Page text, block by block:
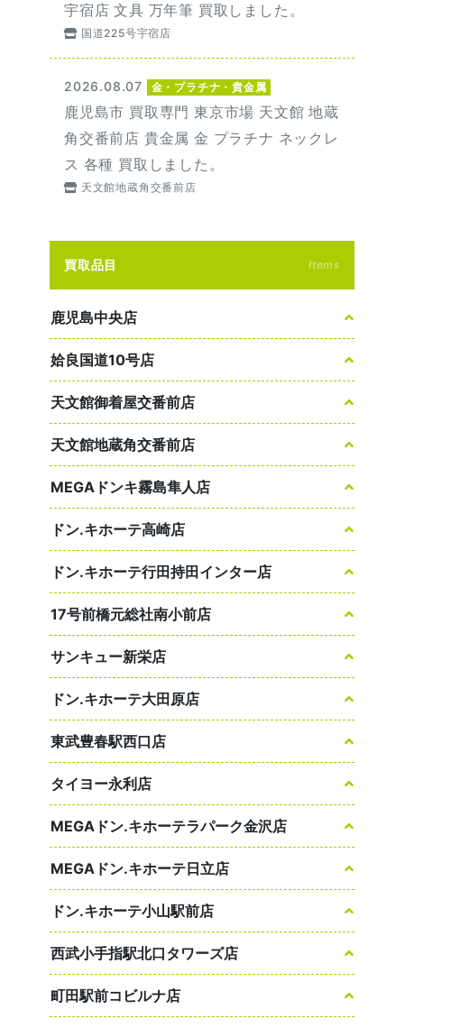
宇宿店 文具 万年筆 買取しました。
国道225号宇宿店
2026.08.07 金・プラチナ・貴金属
鹿児島市 買取専門 東京市場 天文館 地蔵
角交番前店 貴金属 金 プラチナ ネックレ
ス 各種 買取しました。
天文館地蔵角交番前店
買取品目 Items
鹿児島中央店
姶良国道10号店
天文館御着屋交番前店
天文館地蔵角交番前店
MEGAドンキ霧島隼人店
ドン.キホーテ高崎店
ドン.キホーテ行田持田インター店
17号前橋元総社南小前店
サンキュー新栄店
ドン.キホーテ大田原店
東武豊春駅西口店
タイヨー永利店
MEGAドン.キホーテラパーク金沢店
MEGAドン.キホーテ日立店
ドン.キホーテ小山駅前店
西武小手指駅北口タワーズ店
町田駅前コビルナ店